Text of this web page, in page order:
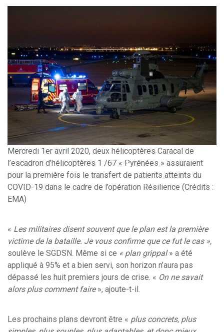
Mercredi 1er avril 2020, deux hélicoptères Caracal de
l’escadron d’hélicoptères 1 /67 « Pyrénées » assuraient
pour la première fois le transfert de patients atteints du
COVID-19 dans le cadre de l’opération Résilience (Crédits :
EMA)
« Les militaires disent souvent que le plan est la première
victime de la bataille. Je vous confirme que ce fut le cas »,
soulève le SGDSN. Même si ce « plan grippal» a été
appliqué à 95% et a bien servi, son horizon n’aura pas
dépassé les huit premiers jours de crise. « On ne savait
alors plus comment faire», ajoute-t-il.
Les prochains plans devront être « plus concrets, plus